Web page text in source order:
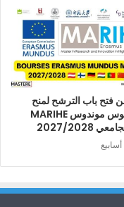
فتح باب الترشح لمنح
إيراسموس موندوس MARIHE
2027/2028